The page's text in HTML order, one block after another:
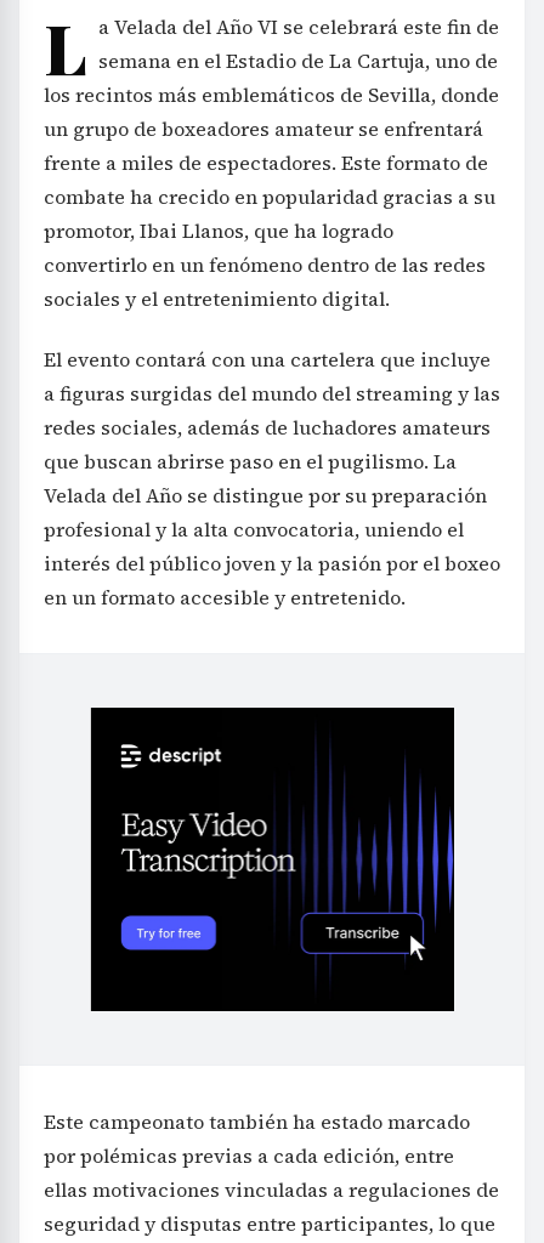
L a Velada del Año VI se celebrará este fin de
semana en el Estadio de La Cartuja, uno de
los recintos más emblemáticos de Sevilla, donde
un grupo de boxeadores amateur se enfrentará
frente a miles de espectadores. Este formato de
combate ha crecido en popularidad gracias a su
promotor, Ibai Llanos, que ha logrado
convertirlo en un fenómeno dentro de las redes
sociales y el entretenimiento digital.
El evento contará con una cartelera que incluye
a figuras surgidas del mundo del streaming y las
redes sociales, además de luchadores amateurs
que buscan abrirse paso en el pugilismo. La
Velada del Año se distingue por su preparación
profesional y la alta convocatoria, uniendo el
interés del público joven y la pasión por el boxeo
en un formato accesible y entretenido.
Este campeonato también ha estado marcado
por polémicas previas a cada edición, entre
ellas motivaciones vinculadas a regulaciones de
seguridad y disputas entre participantes, lo que